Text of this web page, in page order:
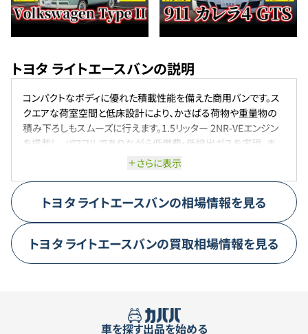
トヨタ ライトエースバンの説明
コンパクトなボディに優れた積載性能を備えた商用バンです。ス
クエアな荷室空間と低床設計により、かさばる荷物や重量物の
積み下ろしもスムーズに行えます。1.5リッター 2NR-VEエンジン
を搭載し、パワフルでありながら低燃費・低排出ガスを実現。ま
た、先進の安全機能「スマートアシスト」が衝突回避や事故の軽減
高めのドライブポジションで、狭い道や曲がり角でも快適な運転
をサポートします。
さらに表示
トヨタライトエースバンの相場情報を見る
トヨタライトエースバンの買取相場情報を見る
車を探す出品を始める